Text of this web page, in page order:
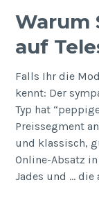
Warum
auf
Falls Ihr die
kennt: Der
Typ hat
Preissegment
und klassisch,
Online-Absatz
Jades und … die